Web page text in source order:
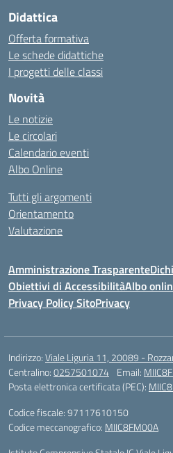
Didattica
Offerta formativa
Le schede didattiche
I progetti delle classi
Novità
Le notizie
Le circolari
Calendario eventi
Albo Online
Tutti gli argomenti
Orientamento
Valutazione
Amministrazione Trasparente
Obiettivi di AccessibilitàAlbo
Privacy Policy SitoPrivacy
Indirizzo:Viale Liguria 11, 20089 -
Centralino:0257501074 Email:
Posta elettronica certificata (PEC):
Codice fiscale: 97117610150
Codice meccanografico: MIIC8FM00A